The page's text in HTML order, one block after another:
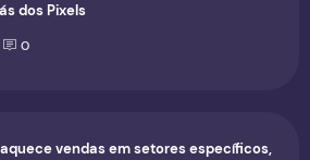
dos Pixels
0
vendas em setores específicos,